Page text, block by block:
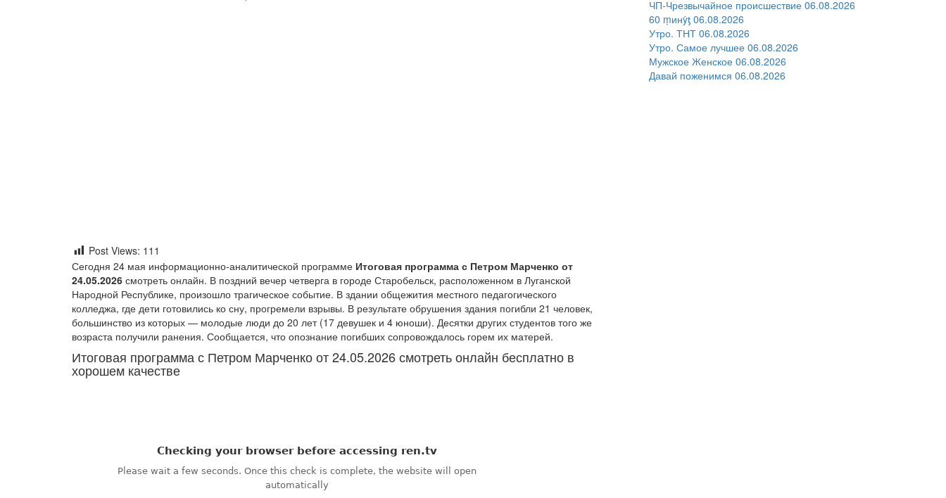
Post Views: 111
Сегодня 24 мая информационно-аналитической программе Итоговая программа с Петром Марченко от
24.05.2026 смотреть онлайн. В поздний вечер четверга в городе Старобельск, расположенном в Луганской
Народной Республике, произошло трагическое событие. В здании общежития местного педагогического
колледжа, где дети готовились ко сну, прогремели взрывы. В результате обрушения здания погибли 21 человек,
большинство из которых — молодые люди до 20 лет (17 девушек и 4 юноши). Десятки других студентов того же
возраста получили ранения. Сообщается, что опознание погибших сопровождалось горем их матерей.
Итоговая программа с Петром Марченко от 24.05.2026 смотреть онлайн бесплатно в
хорошем качестве
ЧП-Чрезвычайное происшествие 06.08.2026
60 ṃинẏƫ 06.08.2026
Утро. ТНТ 06.08.2026
Утро. Самое лучшее 06.08.2026
Мужское Женское 06.08.2026
Давай поженимся 06.08.2026